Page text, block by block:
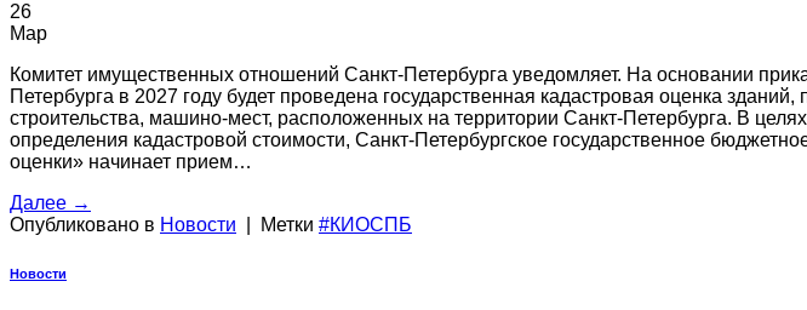
26
Мар
Комитет имущественных отношений Санкт-Петербурга уведомляет. На основании
Петербурга в 2027 году будет проведена государственная кадастровая оценка
строительства, машино-мест, расположенных на территории Санкт-Петербурга. В
определения кадастровой стоимости, Санкт-Петербургское государственное
оценки» начинает прием…
Далее →
Опубликовано в Новости Метки #КИОСПБ
Новости